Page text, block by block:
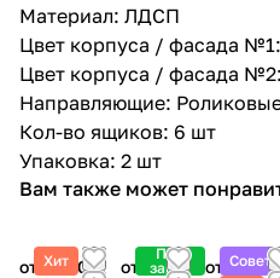
Материал: ЛДСП
Цвет корпуса / фасада
Цвет корпуса / фасада
Направляющие:
Кол-во ящиков: 6 шт
Упаковка: 2 шт
Вам также может
Хит
от 7 800
Под
заказ
от 9 200
от 4 900